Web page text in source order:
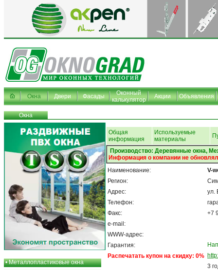
Окна Двери Фасады
Оконный
калькулятор
Акции Объявления
Окна
•Металлопластиковые окна
Общая
информация
Используемые
материалы
Производство: Деревянные окна,
Информация о компании не
Наименование:
Регион:
Адрес:
Телефон:
Факс:
e-mail:
WWW-адрес:
Гарантия:
Распечатать купон на скидку: 0%
V-
ул.
+7
3